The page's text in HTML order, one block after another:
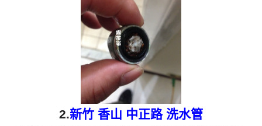
覺得不可思議， 水管清洗 約兩個小時後，出水也無
顏色了，也沒有髒東西掉出來了，陳先生 能正常用
水了。 清洗水管, 水管清洗, 洗水管, 熱水管堵...
2.新竹 香山 中正路 洗水管